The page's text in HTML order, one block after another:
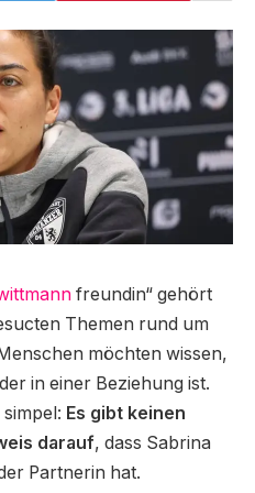
freundin“ gehört
Themen rund um
möchten wissen,
in einer Beziehung ist.
Es gibt keinen
darauf, dass Sabrina
Partnerin hat.